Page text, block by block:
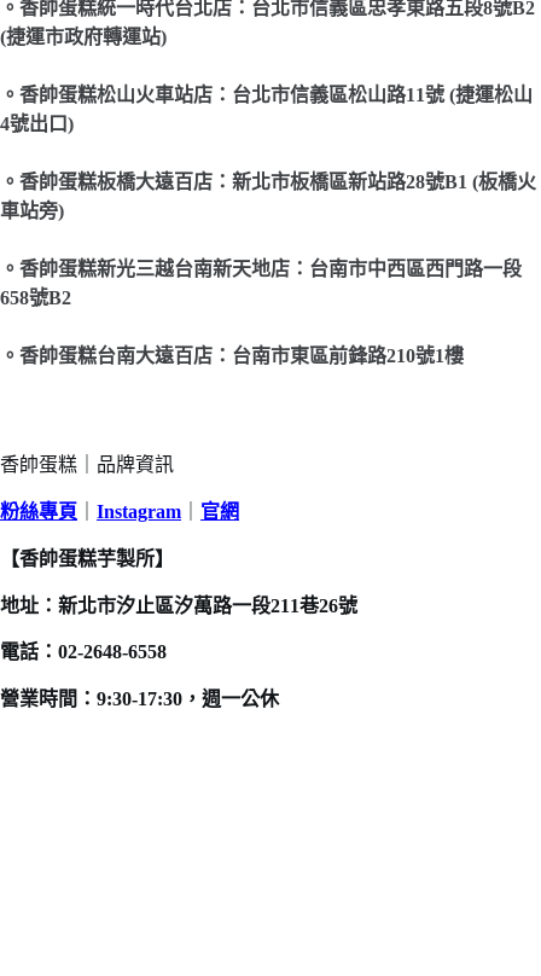
。香帥蛋糕統一時代台北店：台北市信義區忠孝東路五段8號B2
(捷運市政府轉運站)
。香帥蛋糕松山火車站店：台北市信義區松山路11號 (捷運松山
4號出口)
。香帥蛋糕板橋大遠百店：新北市板橋區新站路28號B1 (板橋火
車站旁)
。香帥蛋糕新光三越台南新天地店：台南市中西區西門路一段
658號B2
。香帥蛋糕台南大遠百店：台南市東區前鋒路210號1樓
香帥蛋糕｜品牌資訊
粉絲專頁 Instagram 官網
【香帥蛋糕芋製所】
地址：新北市汐止區汐萬路一段211巷26號
電話：02-2648-6558
營業時間：9:30-17:30，週一公休